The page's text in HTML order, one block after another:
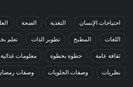
احتياجات الإنسان التغذية الصحة
اللغات المطبخ تطوير الذات تعلم
ثقافة عامة خطوة بخطوة معلومات غذائية
نظريات وصفات الحلويات وصفات